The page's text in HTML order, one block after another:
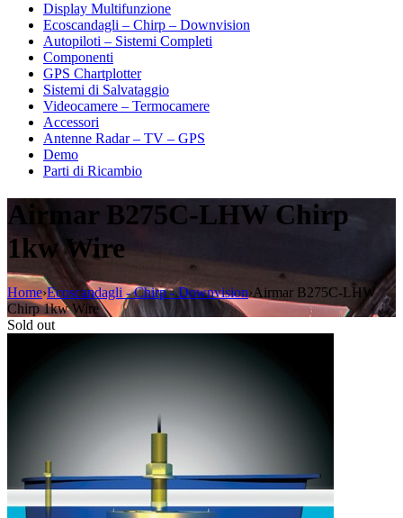
Display Multifunzione
Ecoscandagli – Chirp – Downvision
Autopiloti – Sistemi Completi
Componenti
GPS Chartplotter
Sistemi di Salvataggio
Videocamere – Termocamere
Accessori
Antenne Radar – TV – GPS
Demo
Parti di Ricambio
Airmar B275C-LHW Chirp
1kw Wire
Home›Ecoscandagli - Chirp - Downvision›Airmar B275C-LHW
Chirp 1kw Wire
Sold out